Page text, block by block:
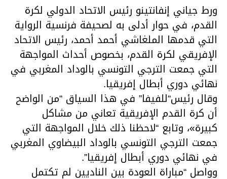
ورط جياني إنفانتينو رئيس الاتحاد الدولي لكرة
القدم، في حوار أدلى به لصحيفة فرنسية الرواية
التي قدمها الملغاشي أحمد أحمد، رئيس الاتحاد
الإفريقي لكرة القدم، بخصوص أحداث المواجهة
التي جمعت الترجي التونسي بالوداد المغربي في
نهائي دوري أبطال إفريقيا.
وقال رئيس“للفيفا” في هذا السياق “من الواضح
أن كرة القدم الإفريقية تعاني من مشاكل
كبيرة»، وتابع “لاحظنا ذلك خلال المواجهة التي
جمعت الترجي التونسي بالوداد البيضاوي المغربي
في نهائي دوري أبطال إفريقيا”.
وواصل “مباراة العودة بين الناديين لم تكتمل